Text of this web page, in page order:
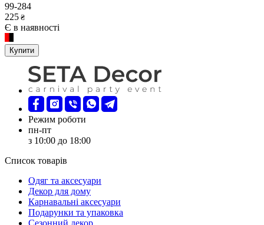
99-284
225 ₴
Є в наявності
Купити
Режим роботи
пн-пт
з 10:00 до 18:00
Список товарів
Oдяг та аксесуари
Декор для дому
Карнавальні аксесуари
Подарунки та упаковка
Сезонний декор